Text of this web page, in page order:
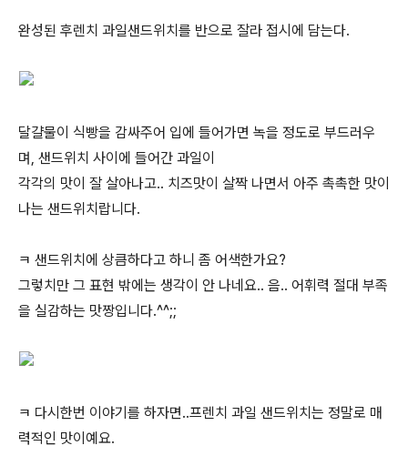
완성된 후렌치 과일샌드위치를 반으로 잘라 접시에 담는다.
달걀물이 식빵을 감싸주어 입에 들어가면 녹을 정도로 부드러우
며, 샌드위치 사이에 들어간 과일이
각각의 맛이 잘 살아나고.. 치즈맛이 살짝 나면서 아주 촉촉한 맛이
나는 샌드위치랍니다.
ㅋ 샌드위치에 상큼하다고 하니 좀 어색한가요?
그렇치만 그 표현 밖에는 생각이 안 나네요.. 음.. 어휘력 절대 부족
을 실감하는 맛짱입니다.^^;;
ㅋ 다시한번 이야기를 하자면..프렌치 과일 샌드위치는 정말로 매
력적인 맛이예요.